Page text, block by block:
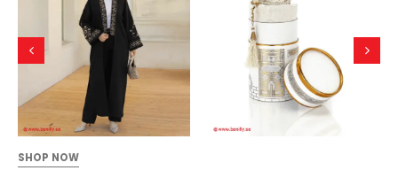
SHOP NOW